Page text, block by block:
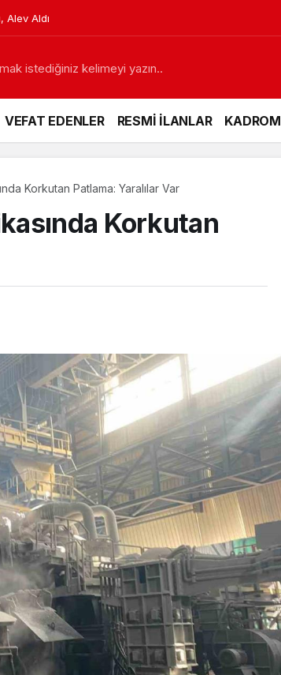
VEFAT EDENLER RESMİ İLANLAR
Korkutan Patlama: Yaralılar Var
Korkutan
Genel
Zonguldak’taki
Hastaneler Afetlere
Karşı Hazırlanıyor